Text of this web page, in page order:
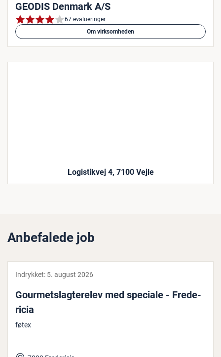
GEODIS Denmark A/S
67 evalueringer
Om virksomheden
Logistikvej 4, 7100 Vejle
Anbefalede job
Indrykket: 5. august 2026
Gour­metslag­te­re­lev med speciale - Fre­de­
ri­cia
føtex